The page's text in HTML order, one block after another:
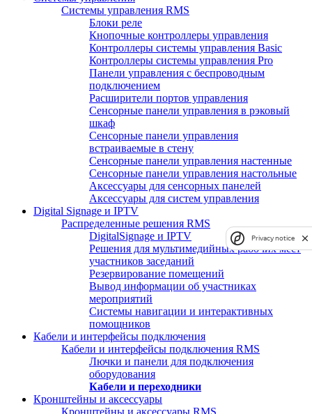
Системы управления RMS
Блоки реле
Кнопочные контроллеры управления
Контроллеры системы управления Basic
Контроллеры системы управления Pro
Панели управления с беспроводным
подключением
Расширители портов управления
Сенсорные панели управления в рэковый
шкаф
Сенсорные панели управления
встраиваемые в стену
Сенсорные панели управления настенные
Сенсорные панели управления настольные
Аксессуары для сенсорных панелей
Аксессуары для систем управления
Digital Signage и IPTV
Распределенные решения RMS
DigitalSignage и IPTV
Решения для мультимедийных рабочих мест
участников заседаний
Резервирование помещений
Вывод информации об участниках
мероприятий
Системы навигации и интерактивных
помощников
Кабели и интерфейсы подключения
Кабели и интерфейсы подключения RMS
Лючки и панели для подключения
оборудования
Кабели и переходники
Кронштейны и аксессуары
Кронштейны и аксессуары RMS
Privacy notice